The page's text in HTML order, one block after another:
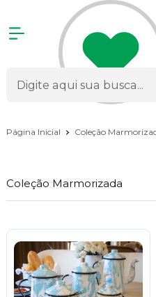
Página Inicial Coleção
Coleção Marmorizada